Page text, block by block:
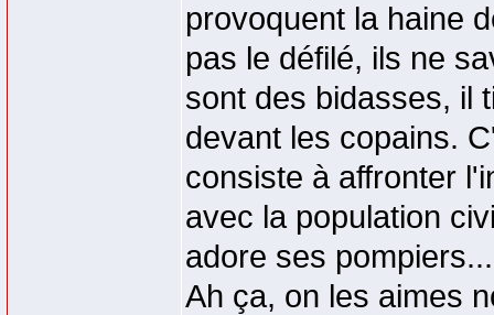
provoquent la haine
pas le défilé, ils ne
sont des bidasses, il
devant les copains.
consiste à affronter
avec la population
adore ses
Ah ça, on les aimes